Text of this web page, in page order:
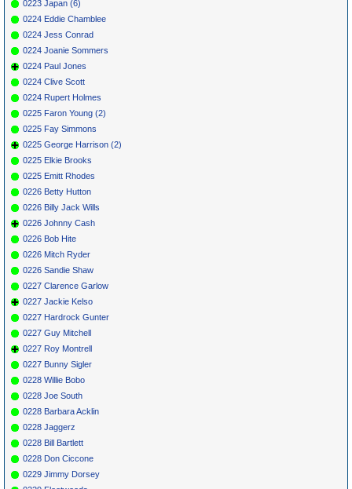
0223 Japan (6)
0224 Eddie Chamblee
0224 Jess Conrad
0224 Joanie Sommers
0224 Paul Jones
0224 Clive Scott
0224 Rupert Holmes
0225 Faron Young (2)
0225 Fay Simmons
0225 George Harrison (2)
0225 Elkie Brooks
0225 Emitt Rhodes
0226 Betty Hutton
0226 Billy Jack Wills
0226 Johnny Cash
0226 Bob Hite
0226 Mitch Ryder
0226 Sandie Shaw
0227 Clarence Garlow
0227 Jackie Kelso
0227 Hardrock Gunter
0227 Guy Mitchell
0227 Roy Montrell
0227 Bunny Sigler
0228 Willie Bobo
0228 Joe South
0228 Barbara Acklin
0228 Jaggerz
0228 Bill Bartlett
0228 Don Ciccone
0229 Jimmy Dorsey